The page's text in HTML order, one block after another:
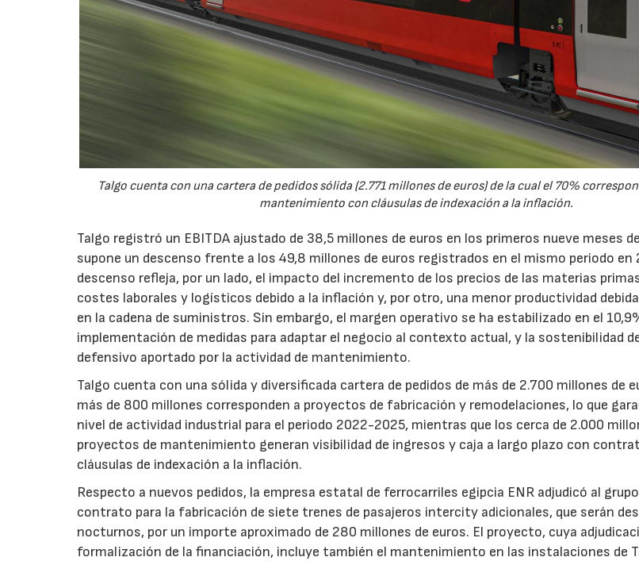
Talgo cuenta con una cartera de pedidos sólida (2.771 millones de euros) de la cual el 70%
mantenimiento con cláusulas de indexación a la inflación.
Talgo registró un EBITDA ajustado de 38,5 millones de euros en los primeros nueve meses
supone un descenso frente a los 49,8 millones de euros registrados en el mismo periodo en
descenso refleja, por un lado, el impacto del incremento de los precios de las materias
costes laborales y logísticos debido a la inflación y, por otro, una menor productividad
en la cadena de suministros. Sin embargo, el margen operativo se ha estabilizado en el
implementación de medidas para adaptar el negocio al contexto actual, y la sostenibilidad
defensivo aportado por la actividad de mantenimiento.
Talgo cuenta con una sólida y diversificada cartera de pedidos de más de 2.700 millones de
más de 800 millones corresponden a proyectos de fabricación y remodelaciones, lo que
nivel de actividad industrial para el periodo 2022-2025, mientras que los cerca de 2.000
proyectos de mantenimiento generan visibilidad de ingresos y caja a largo plazo con
cláusulas de indexación a la inflación.
Respecto a nuevos pedidos, la empresa estatal de ferrocarriles egipcia ENR adjudicó al
contrato para la fabricación de siete trenes de pasajeros intercity adicionales, que serán
nocturnos, por un importe aproximado de 280 millones de euros. El proyecto, cuya
formalización de la financiación, incluye también el mantenimiento en las instalaciones de